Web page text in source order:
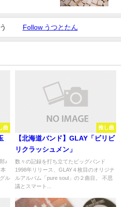
Follow うつとたん
曲
♪
ル
推し曲
【北海道バンド】GLAY「ビリビ
リクラッシュメン」
数々の記録を打ち立てたビッグバンド
1998年リリース、GLAY４枚目のオリジナ
ルアルバム「pure soul」の２曲目。 不思
議とスマート...